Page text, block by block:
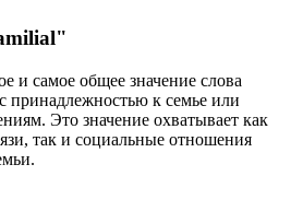
и самое общее значение слова
принадлежностью к семье или
Это значение охватывает как
так и социальные отношения